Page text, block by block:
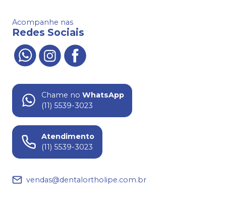
Acompanhe nas
Redes Sociais
Chame no WhatsApp
(11) 5539-3023
Atendimento
(11) 5539-3023
vendas@dentalortholipe.com.br